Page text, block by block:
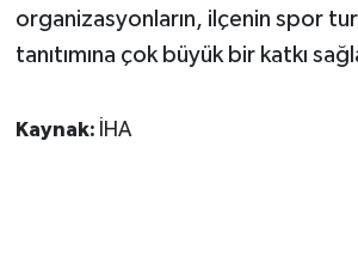
organizasyonların, ilçenin spor
tanıtımına çok büyük bir katkı
Kaynak: İHA
YAŞAM
Yerel Haberler